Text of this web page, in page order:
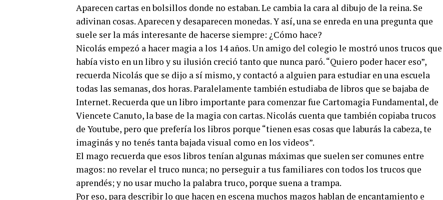
Aparecen cartas en bolsillos donde no estaban. Le cambia la cara al dibujo de la reina. Se
adivinan cosas. Aparecen y desaparecen monedas. Y así, una se enreda en una pregunta que
suele ser la más interesante de hacerse siempre: ¿Cómo hace?
Nicolás empezó a hacer magia a los 14 años. Un amigo del colegio le mostró unos trucos que
había visto en un libro y su ilusión creció tanto que nunca paró. “Quiero poder hacer eso”,
recuerda Nicolás que se dijo a sí mismo, y contactó a alguien para estudiar en una escuela
todas las semanas, dos horas. Paralelamente también estudiaba de libros que se bajaba de
Internet. Recuerda que un libro importante para comenzar fue Cartomagia Fundamental, de
Viencete Canuto, la base de la magia con cartas. Nicolás cuenta que también copiaba trucos
de Youtube, pero que prefería los libros porque “tienen esas cosas que laburás la cabeza, te
imaginás y no tenés tanta bajada visual como en los videos”.
El mago recuerda que esos libros tenían algunas máximas que suelen ser comunes entre
magos: no revelar el truco nunca; no perseguir a tus familiares con todos los trucos que
aprendés; y no usar mucho la palabra truco, porque suena a trampa.
Por eso, para describir lo que hacen en escena muchos magos hablan de encantamiento e